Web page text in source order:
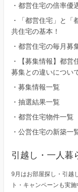
・ 都営住宅の倍率優
・
「都営住宅」と
共住宅の基本！
・ 都営住宅の毎月募
・
【募集情報】都
募集との違いについ
・ 募集情報一覧
・ 抽選結果一覧
・ 都営住宅物件一覧
・ 公営住宅の新築一
引越し・一人暮
9月はお部屋探し・引越
ト・キャンペーンも実